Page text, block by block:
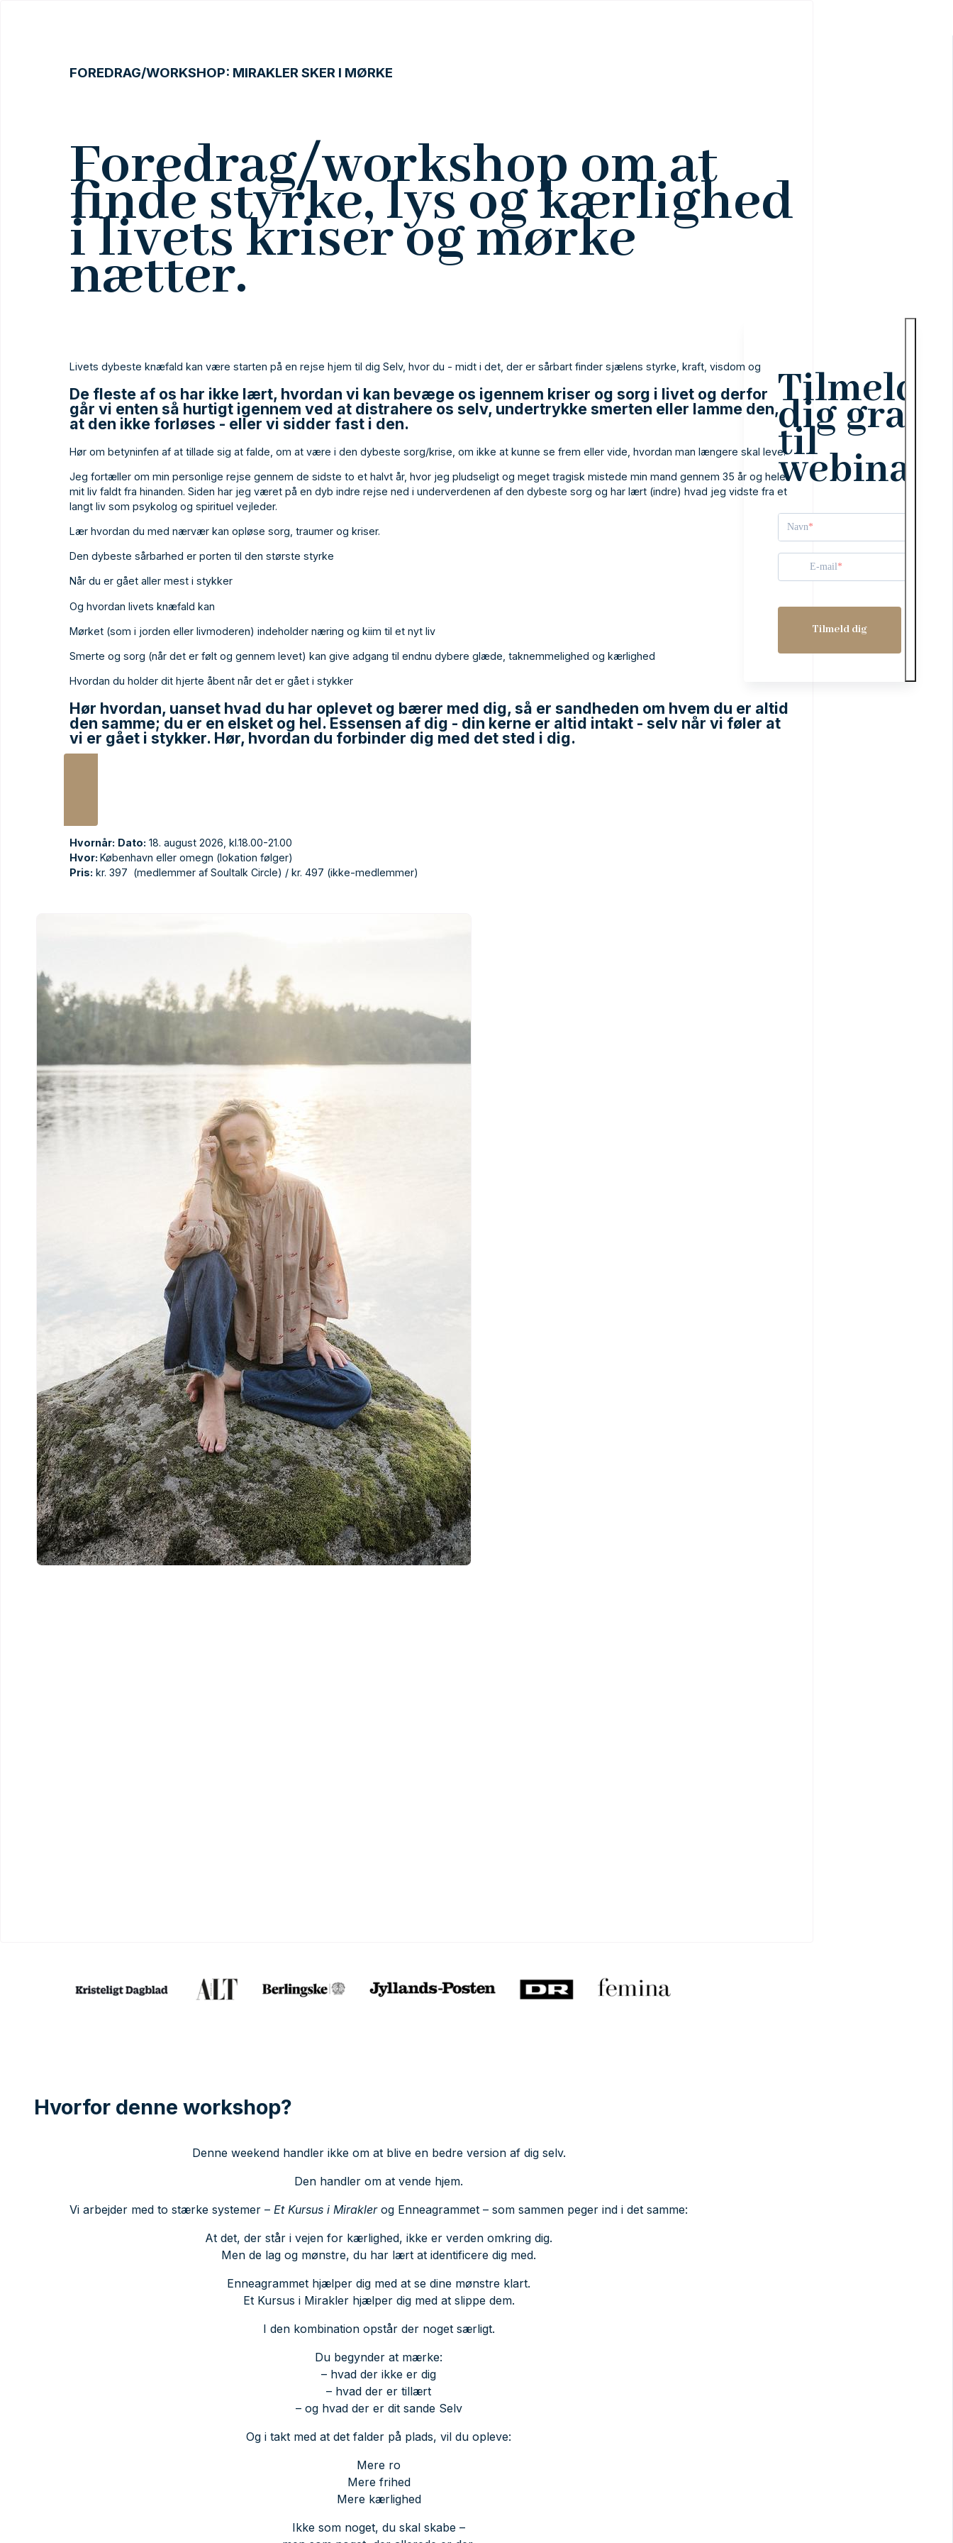
FOREDRAG/WORKSHOP: MIRAKLER SKER I MØRKE
Foredrag/workshop om at
finde styrke, lys og kærlighed
i livets kriser og mørke
nætter.
Livets dybeste knæfald kan være starten på en rejse hjem til dig Selv, hvor du - midt i det, der er sårbart finder sjælens styrke, kraft, visdom og
De fleste af os har ikke lært, hvordan vi kan bevæge os igennem kriser og sorg i livet og derfor
går vi enten så hurtigt igennem ved at distrahere os selv, undertrykke smerten eller lamme den,
at den ikke forløses - eller vi sidder fast i den.
Hør om betyninfen af at tillade sig at falde, om at være i den dybeste sorg/krise, om ikke at kunne se frem eller vide, hvordan man længere skal leve.
Jeg fortæller om min personlige rejse gennem de sidste to et halvt år, hvor jeg pludseligt og meget tragisk mistede min mand gennem 35 år og hele
mit liv faldt fra hinanden. Siden har jeg været på en dyb indre rejse ned i underverdenen af den dybeste sorg og har lært (indre) hvad jeg vidste fra et
langt liv som psykolog og spirituel vejleder.
Lær hvordan du med nærvær kan opløse sorg, traumer og kriser.
Den dybeste sårbarhed er porten til den største styrke
Når du er gået aller mest i stykker
Og hvordan livets knæfald kan
Mørket (som i jorden eller livmoderen) indeholder næring og kiim til et nyt liv
Smerte og sorg (når det er følt og gennem levet) kan give adgang til endnu dybere glæde, taknemmelighed og kærlighed
Hvordan du holder dit hjerte åbent når det er gået i stykker
Hør hvordan, uanset hvad du har oplevet og bærer med dig, så er sandheden om hvem du er altid
den samme; du er en elsket og hel. Essensen af dig - din kerne er altid intakt - selv når vi føler at
vi er gået i stykker. Hør, hvordan du forbinder dig med det sted i dig.
Hvornår: Dato: 18. august 2026, kl.18.00-21.00
Hvor: København eller omegn (lokation følger)
Pris: kr. 397 (medlemmer af Soultalk Circle) / kr. 497 (ikke-medlemmer)
Hvorfor denne workshop?
Denne weekend handler ikke om at blive en bedre version af dig selv.
Den handler om at vende hjem.
Vi arbejder med to stærke systemer – Et Kursus i Miraklerog Enneagrammet – som sammen peger ind i det samme:
At det, der står i vejen for kærlighed, ikke er verden omkring dig.
Men de lag og mønstre, du har lært at identificere dig med.
Enneagrammet hjælper dig med at se dine mønstre klart.
Et Kursus i Mirakler hjælper dig med at slippe dem.
I den kombination opstår der noget særligt.
Du begynder at mærke:
– hvad der ikke er dig
– hvad der er tillært
– og hvad der er dit sande Selv
Og i takt med at det falder på plads, vil du opleve:
Mere ro
Mere frihed
Mere kærlighed
Ikke som noget, du skal skabe –
Tilmeld
dig gratis
til
Navn
E-mail
Tilmeld dig